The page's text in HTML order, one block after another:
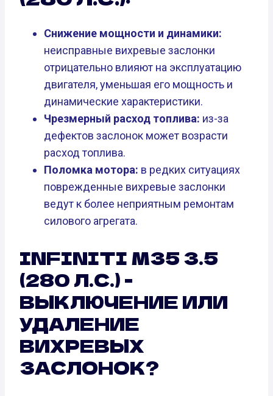
Снижение мощности и динамики:
неисправные вихревые заслонки
отрицательно влияют на эксплуатацию
двигателя, уменьшая его мощность и
динамические характеристики.
Чрезмерный расход топлива: из-за
дефектов заслонок может возрасти
расход топлива.
Поломка мотора: в редких ситуациях
поврежденные вихревые заслонки
ведут к более неприятным ремонтам
силового агрегата.
INFINITI M35 3.5
(280 Л.С.) -
ВЫКЛЮЧЕНИЕ ИЛИ
УДАЛЕНИЕ
ВИХРЕВЫХ
ЗАСЛОНОК?